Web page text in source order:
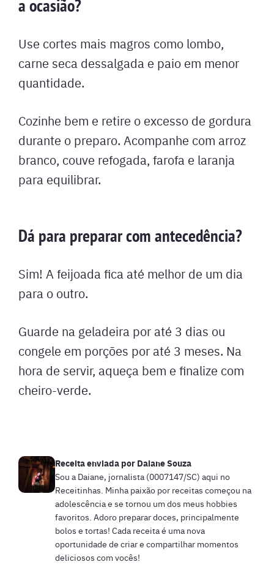
a ocasião?
Use cortes mais magros como lombo,
carne seca dessalgada e paio em menor
quantidade.
Cozinhe bem e retire o excesso de gordura
durante o preparo. Acompanhe com arroz
branco, couve refogada, farofa e laranja
para equilibrar.
Dá para preparar com antecedência?
Sim! A feijoada fica até melhor de um dia
para o outro.
Guarde na geladeira por até 3 dias ou
congele em porções por até 3 meses. Na
hora de servir, aqueça bem e finalize com
cheiro-verde.
Receita enviada por Daiane Souza
Sou a Daiane, jornalista (0007147/SC) aqui no
Receitinhas. Minha paixão por receitas começou na
adolescência e se tornou um dos meus hobbies
favoritos. Adoro preparar doces, principalmente
bolos e tortas! Cada receita é uma nova
oportunidade de criar e compartilhar momentos
deliciosos com vocês!